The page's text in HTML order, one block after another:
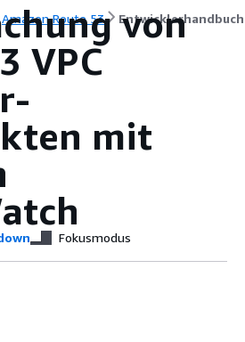
Amazon Route 53 Entwicklerhandbuch
von
VPC
mit
Fokusmodus